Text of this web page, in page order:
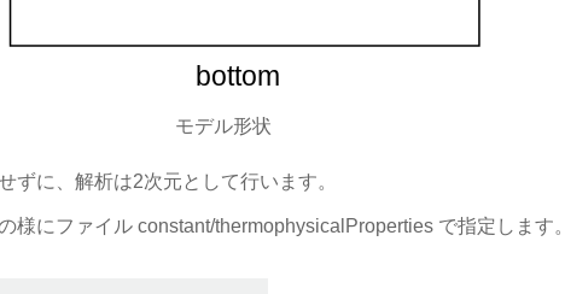
モデル形状
ずに、解析は2次元として行います。
様にファイル constant/thermophysicalProperties で指定します。